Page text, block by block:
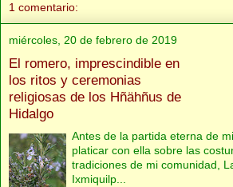
1 comentario:
miércoles, 20 de febrero de 2019
El romero, imprescindible en
los ritos y ceremonias
religiosas de los Hñähñus de
Hidalgo
Antes de la partida eterna de
platicar con ella sobre las
tradiciones de mi comunidad,
Ixmiquilp...